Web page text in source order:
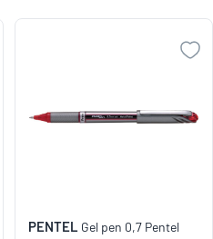
PENTEL Gel pen 0,7 Pentel